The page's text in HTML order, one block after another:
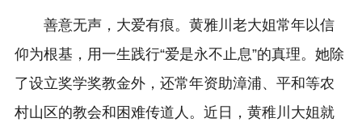
善意无声，大爱有痕。黄雅川老大姐常年以信
仰为根基，用一生践行“‌爱是永不止息‌”的真理。她除
了设立奖学奖教金外，还常年资助漳浦、平和等农
村山区的教会和困难传道人。近日，黄稚川大姐就